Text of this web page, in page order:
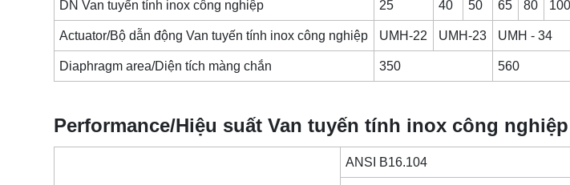
DN Van tuyến tính inox công nghiệp 25 40 50 65 80 100
Actuator/Bộ dẫn động Van tuyến tính inox công nghiệp UMH-22 UMH-23 UMH - 34
Diaphragm area/Diện tích màng chắn 350 560
Performance/Hiệu suất Van tuyến tính inox công nghiệp
ANSI B16.104